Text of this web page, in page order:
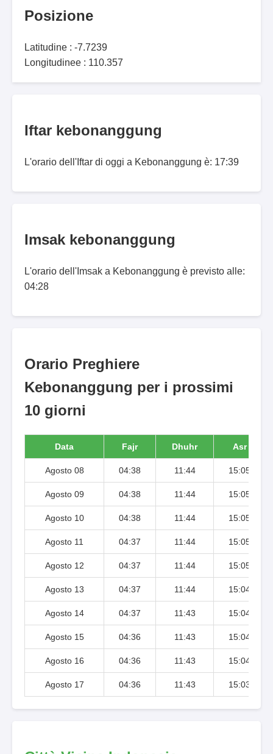
Posizione
Latitudine : -7.7239
Longitudinee : 110.357
Iftar kebonanggung
L'orario dell'Iftar di oggi a Kebonanggung è: 17:39
Imsak kebonanggung
L'orario dell'Imsak a Kebonanggung è previsto alle:
04:28
Orario Preghiere
Kebonanggung per i prossimi
10 giorni
Data Fajr Dhuhr Asr
Agosto 08 04:38 11:44 15:05
Agosto 09 04:38 11:44 15:05
Agosto 10 04:38 11:44 15:05
Agosto 11 04:37 11:44 15:05
Agosto 12 04:37 11:44 15:05
Agosto 13 04:37 11:44 15:04
Agosto 14 04:37 11:43 15:04
Agosto 15 04:36 11:43 15:04
Agosto 16 04:36 11:43 15:04
Agosto 17 04:36 11:43 15:03